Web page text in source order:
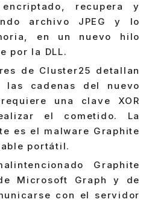
recupera y
archivo JPEG y lo
en un nuevo hilo
por la DLL.
de Cluster25 detallan
cadenas del nuevo
una clave XOR
el cometido. La
es el malware Graphite
portátil.
Graphite
Microsoft Graph y de
con el servidor